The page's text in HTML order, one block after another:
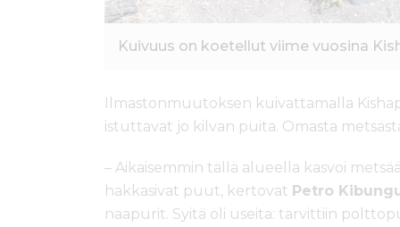
Kuivuus on koetellut viime vuosina
Ilmastonmuutoksen kuivattamalla
istuttavat jo kilvan puita. Omasta
– Aikaisemmin tällä alueella kasvoi
hakkasivat puut, kertovat Petro
naapurit. Syitä oli useita: tarvittiin